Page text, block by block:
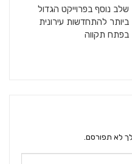
שלב נוסף בפרוייקט הגדול
ביותר להתחדשות עירונית
בפתח תקווה
לא תפורסם.